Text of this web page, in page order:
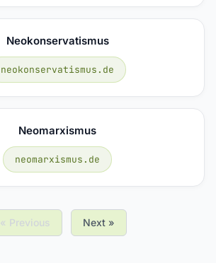
Neokonservatismus
neokonservatismus.de
Neomarxismus
neomarxismus.de
« Previous Next »